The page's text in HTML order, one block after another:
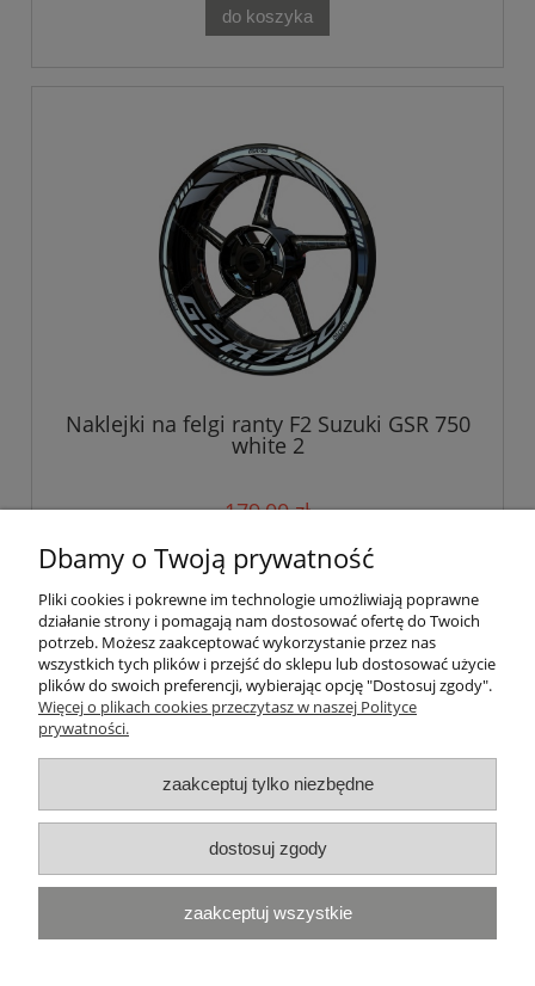
do koszyka
Naklejki na felgi ranty F2 Suzuki GSR 750
white 2
179,00 zł
do koszyka
Pomoc
Płatności i dostawa
Informacje
Naklejki Yamaha|Naklejki Ducati
Honda|Naklejki Kawasaki|Naklejki Suzuki|Naklejki Triumph
Dbamy o Twoją prywatność
Pliki cookies i pokrewne im technologie umożliwiają poprawne
działanie strony i pomagają nam dostosować ofertę do Twoich
potrzeb. Możesz zaakceptować wykorzystanie przez nas
wszystkich tych plików i przejść do sklepu lub dostosować użycie
plików do swoich preferencji, wybierając opcję "Dostosuj zgody".
Więcej o plikach cookies przeczytasz w naszej Polityce
prywatności.
zaakceptuj tylko niezbędne
dostosuj zgody
zaakceptuj wszystkie